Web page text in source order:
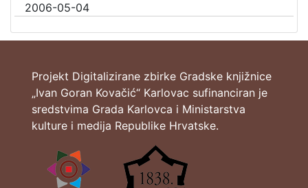
2006-05-04
Projekt Digitalizirane zbirke Gradske knjižnice
„Ivan Goran Kovačić“ Karlovac sufinanciran je
sredstvima Grada Karlovca i Ministarstva
kulture i medija Republike Hrvatske.